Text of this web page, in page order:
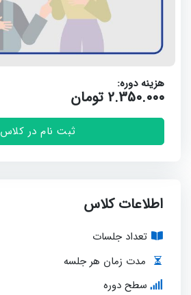
هزینه دوره:
2.350.000 تومان
ثبت نام در کلاس
اطلاعات کلاس
تعداد جلسات
مدت زمان هر جلسه
سطح دوره